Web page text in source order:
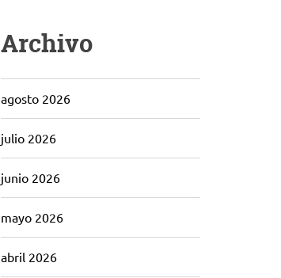
Archivo
agosto 2026
julio 2026
junio 2026
mayo 2026
abril 2026